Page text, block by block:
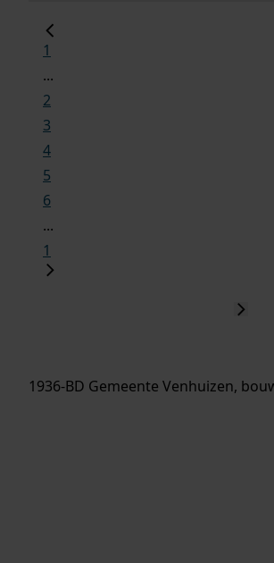
1
...
2
3
4
5
6
...
1
1936-BD Gemeente Venhuizen,